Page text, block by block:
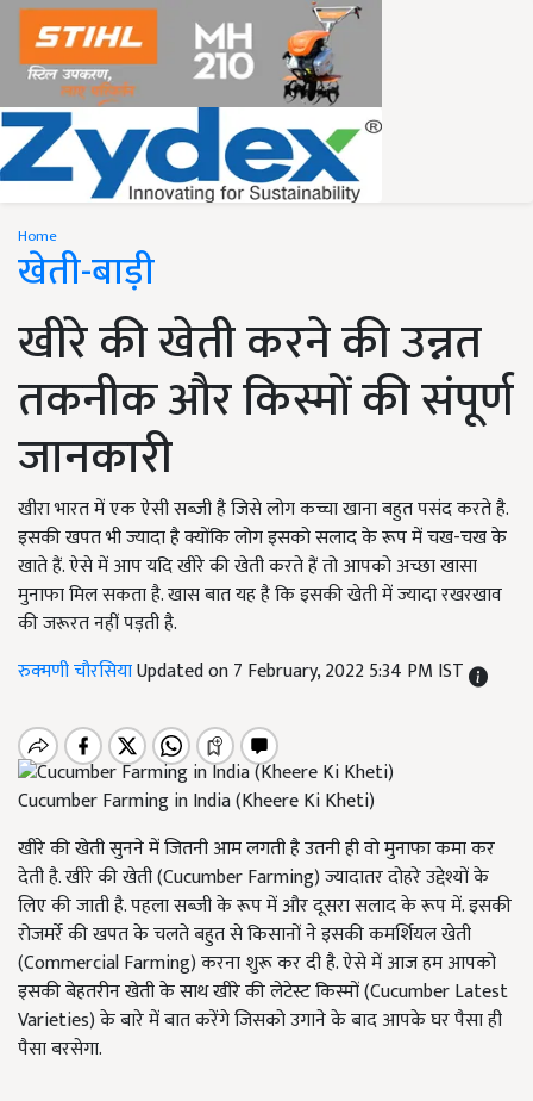
Home
खेती-बाड़ी
खीरे की खेती करने की उन्नत
तकनीक और किस्मों की संपूर्ण
जानकारी
खीरा भारत में एक ऐसी सब्जी है जिसे लोग कच्चा खाना बहुत पसंद करते है.
इसकी खपत भी ज्यादा है क्योंकि लोग इसको सलाद के रूप में चख-चख के
खाते हैं. ऐसे में आप यदि खीरे की खेती करते हैं तो आपको अच्छा खासा
मुनाफा मिल सकता है. खास बात यह है कि इसकी खेती में ज्यादा रखरखाव
की जरूरत नहीं पड़ती है.
रुक्मणी चौरसियाUpdated on 7 February, 2022 5:34 PM IST
Cucumber Farming in India (Kheere Ki Kheti)
खीरे की खेती सुनने में जितनी आम लगती है उतनी ही वो मुनाफा कमा कर
देती है. खीरे की खेती (Cucumber Farming) ज्यादातर दोहरे उद्देश्यों के
लिए की जाती है. पहला सब्जी के रूप में और दूसरा सलाद के रूप में. इसकी
रोजमर्रे की खपत के चलते बहुत से किसानों ने इसकी कमर्शियल खेती
(Commercial Farming) करना शुरू कर दी है. ऐसे में आज हम आपको
इसकी बेहतरीन खेती के साथ खीरे की लेटेस्ट किस्मों (Cucumber Latest
Varieties) के बारे में बात करेंगे जिसको उगाने के बाद आपके घर पैसा ही
पैसा बरसेगा.